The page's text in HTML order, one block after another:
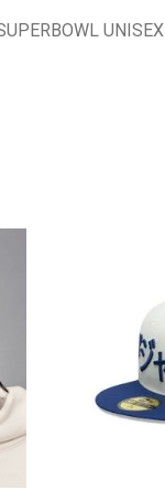
UNISEX